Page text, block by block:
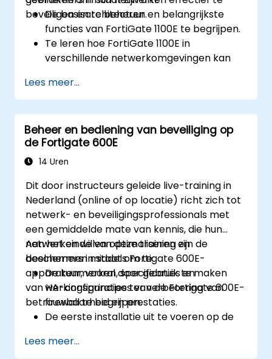
beveiligen en te beheren.
De basisarchitectuur en belangrijkste
functies van FortiGate 1100E te begrijpen.
Te leren hoe FortiGate 1100E in
verschillende netwerkomgevingen kan
Praktische ervaring op te doen met
basisconfiguratie- en beheertaken.
Veiligheidsbeleid, NAT en VPN's te
begrijpen.
Het monitoren en onderhouden van
FortiGate 1100E te leren.
Lees meer...
Beheer en bediening van beveiliging op
de Fortigate 600E
14 Uren
Dit door instructeurs geleide live-training in
Nederland (online of op locatie) richt zich tot
netwerk- en beveiligingsprofessionals met
een gemiddelde mate van kennis, die hun
netwerken willen optimaliseren en
beschermen middels Fortigate 600E-
apparatuur, vooral door gebruik te maken
van HA-configuraties ter verbetering van
betrouwbaarheid en prestaties.
Aan het einde van deze training zijn de
deelnemers in staat om te:
De kenmerken, specificaties en
werkingsprincipes van de Fortigate 600E-
firewall te begrijpen.
De eerste installatie uit te voeren op de
zoals het instellen van interfaces, routing
Lees meer...